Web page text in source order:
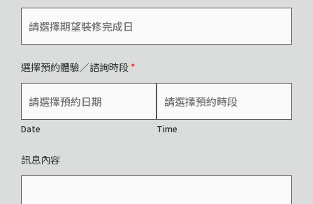
選擇預約體驗／諮詢時段 *
Date Time
訊息內容